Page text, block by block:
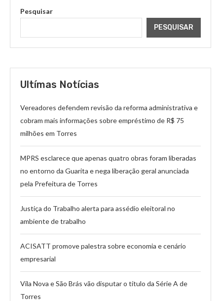
Pesquisar
PESQUISAR
Ultímas Notícias
Vereadores defendem revisão da reforma administrativa e
cobram mais informações sobre empréstimo de R$ 75
milhões em Torres
MPRS esclarece que apenas quatro obras foram liberadas
no entorno da Guarita e nega liberação geral anunciada
pela Prefeitura de Torres
Justiça do Trabalho alerta para assédio eleitoral no
ambiente de trabalho
ACISATT promove palestra sobre economia e cenário
empresarial
Vila Nova e São Brás vão disputar o título da Série A de
Torres